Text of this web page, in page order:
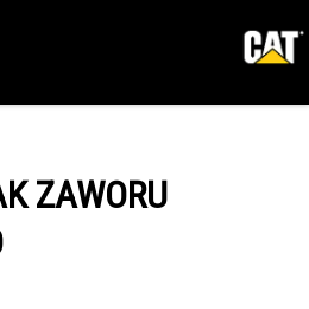
ZAWORU